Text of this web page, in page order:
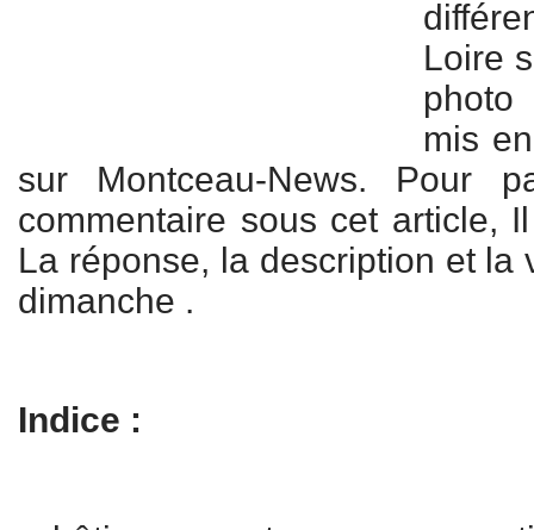
Loire
mis
sur Montceau-News. Pour
commentaire sous cet article,
La réponse, la description et la
dimanche .
Indice :